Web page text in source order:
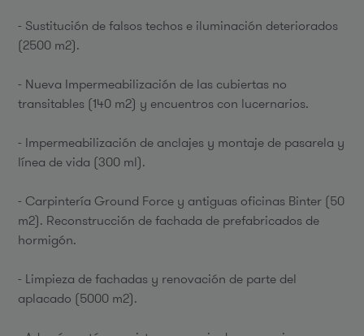
- Sustitución de falsos techos e iluminación deteriorados
(2500 m2).
- Nueva Impermeabilización de las cubiertas no
transitables (140 m2) y encuentros con lucernarios.
- Impermeabilización de anclajes y montaje de pasarela y
línea de vida (300 ml).
- Carpintería Ground Force y antiguas oficinas Binter (50
m2). Reconstrucción de fachada de prefabricados de
hormigón.
- Limpieza de fachadas y renovación de parte del
aplacado (5000 m2).